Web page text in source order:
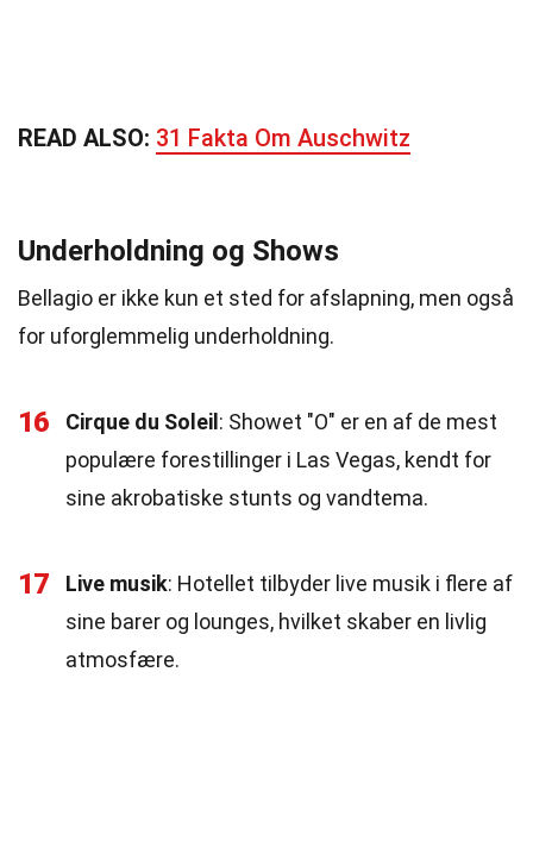
READ ALSO: 31 Fakta Om Auschwitz
Underholdning og Shows
Bellagio er ikke kun et sted for afslapning, men også
for uforglemmelig underholdning.
16 Cirque du Soleil : Showet "O" er en af de mest
populære forestillinger i Las Vegas, kendt for
sine akrobatiske stunts og vandtema.
17 Live musik: Hotellet tilbyder live musik i flere af
sine barer og lounges, hvilket skaber en livlig
atmosfære.